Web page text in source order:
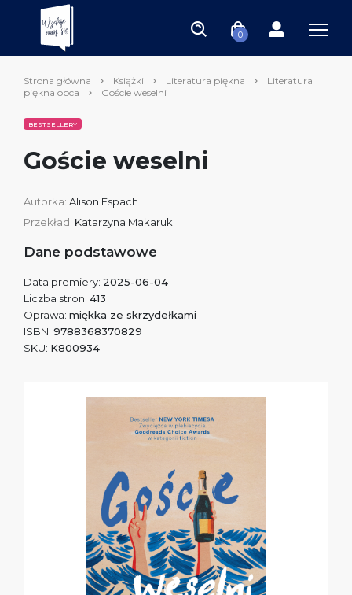
0
Strona główna Książki Literatura piękna
Literatura
piękna obca
Goście weselni
BESTSELLERY
Goście weselni
Autorka: Alison Espach
Przekład: Katarzyna Makaruk
Dane podstawowe
Data premiery: 2025-06-04
Liczba stron: 413
Oprawa: miękka ze skrzydełkami
ISBN: 9788368370829
SKU: K800934